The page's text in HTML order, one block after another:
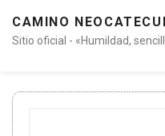
CAMINO
Sitio oficial - «Humildad,